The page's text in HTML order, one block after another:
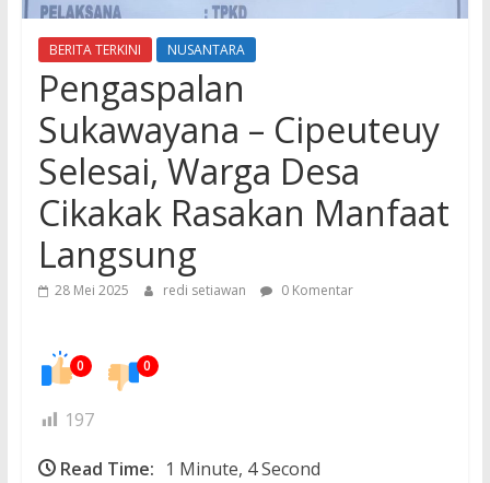
BERITA TERKINI NUSANTARA
Pengaspalan
Sukawayana – Cipeuteuy
Selesai, Warga Desa
Cikakak Rasakan Manfaat
Langsung
28 Mei 2025 redi setiawan 0 Komentar
0 0
197
Read Time: 1 Minute, 4 Second